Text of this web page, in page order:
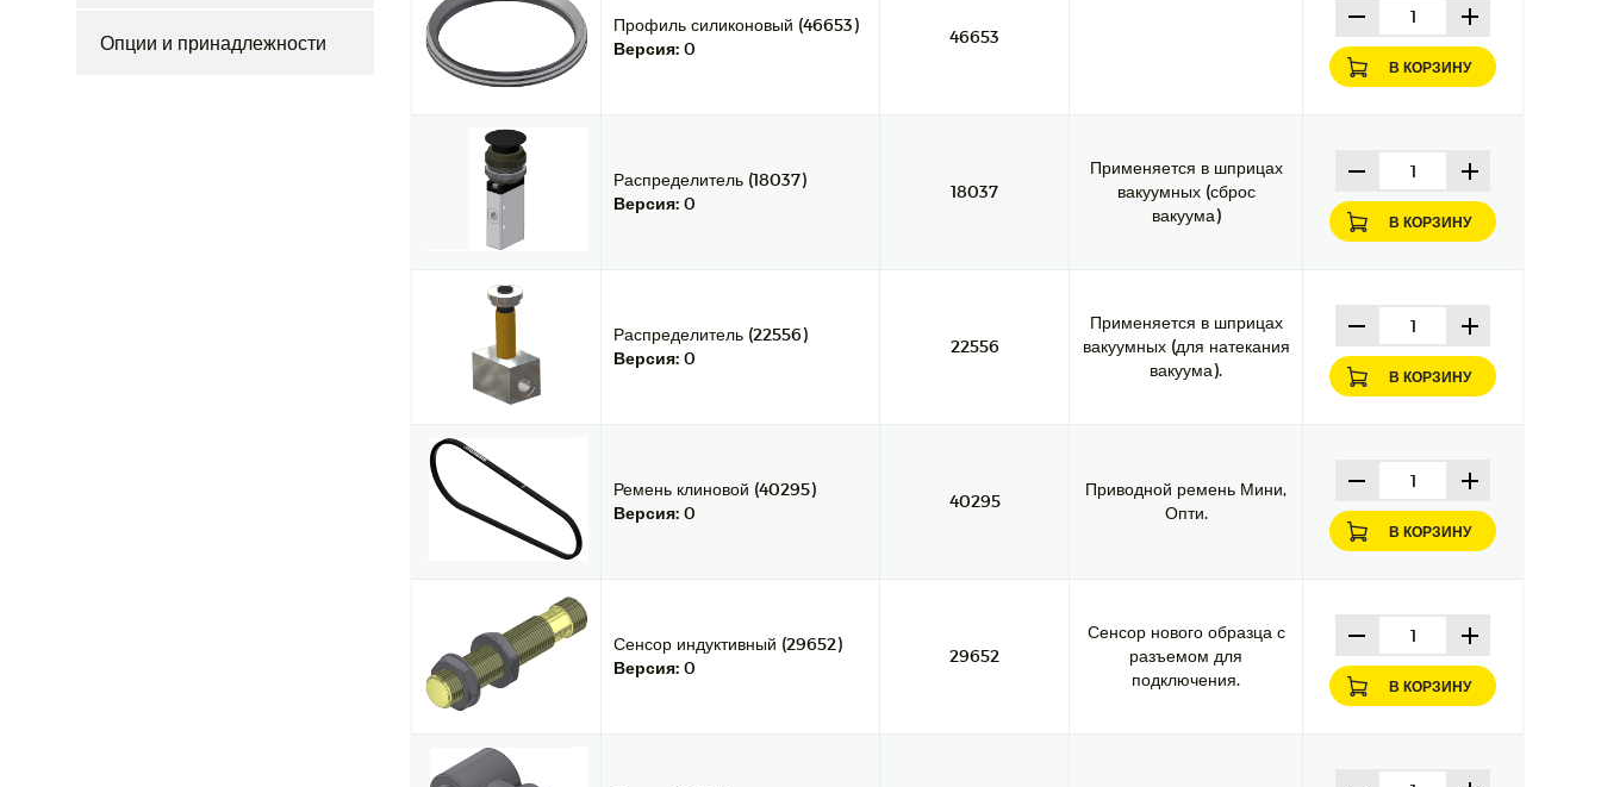
Опции и принадлежности
Профиль силиконовый (46653)
Версия: 0
46653
В КОРЗИНУ
Распределитель (18037)
Версия: 0
18037
Применяется в шприцах
вакуумных (сброс
вакуума)
В КОРЗИНУ
Распределитель (22556)
Версия: 0
22556
Применяется в шприцах
вакуумных (для натекания
вакуума).
В КОРЗИНУ
Ремень клиновой (40295)
Версия: 0
40295
Приводной ремень Мини,
Опти.
В КОРЗИНУ
Сенсор индуктивный (29652)
Версия: 0
29652
Сенсор нового образца с
разъемом для
подключения.
В КОРЗИНУ